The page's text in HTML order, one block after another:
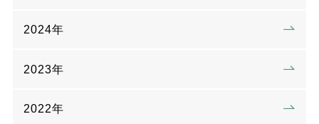
2024年
2023年
2022年